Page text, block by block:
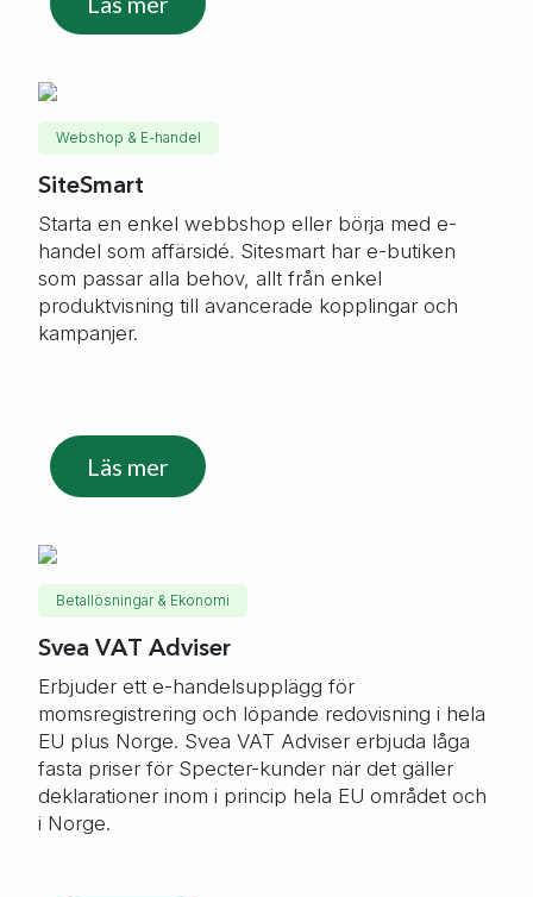
Webshop & E-handel
SiteSmart
Starta en enkel webbshop eller börja med e-
handel som affärsidé. Sitesmart har e-butiken
som passar alla behov, allt från enkel
produktvisning till avancerade kopplingar och
kampanjer.
Läs mer
Betallösningar & Ekonomi
Svea VAT Adviser
Erbjuder ett e-handelsupplägg för
momsregistrering och löpande redovisning i hela
EU plus Norge. Svea VAT Adviser erbjuda låga
fasta priser för Specter-kunder när det gäller
deklarationer inom i princip hela EU området och
i Norge.